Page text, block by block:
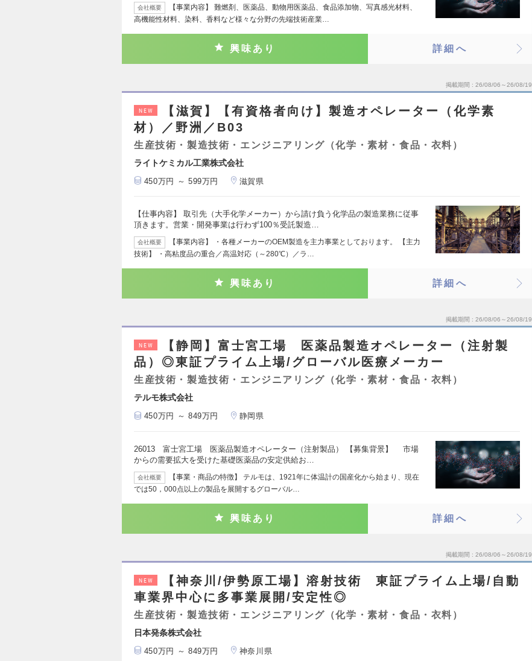
会社概要
【事業内容】 難燃剤、医薬品、動物用医薬品、食品添加物、写真感光材料、
高機能性材料、染料、香料など様々な分野の先端技術産業…
興味あり 詳細へ
掲載期間 26/08/06～26/08/19
NEW
【滋賀】【有資格者向け】製造オペレーター（化学素
材）／野洲／B03
生産技術・製造技術・エンジニアリング（化学・素材・食品・衣料）
ライトケミカル工業株式会社
450万円 ～ 599万円 滋賀県
【仕事内容】 取引先（大手化学メーカー）から請け負う化学品の製造業務に従事
頂きます。営業・開発事業は行わず100％受託製造…
会社概要
【事業内容】 ・各種メーカーのOEM製造を主力事業としております。 【主力
技術】 ・高粘度品の重合／高温対応（～280℃）／ラ…
興味あり 詳細へ
掲載期間 26/08/06～26/08/19
NEW
【静岡】富士宮工場 医薬品製造オペレーター（注射製
品）◎東証プライム上場/グローバル医療メーカー
生産技術・製造技術・エンジニアリング（化学・素材・食品・衣料）
テルモ株式会社
450万円 ～ 849万円 静岡県
26013 富士宮工場 医薬品製造オペレーター（注射製品） 【募集背景】 市場
からの需要拡大を受けた基礎医薬品の安定供給お…
会社概要
【事業・商品の特徴】 テルモは、1921年に体温計の国産化から始まり、現在
では50，000点以上の製品を展開するグローバル…
興味あり 詳細へ
掲載期間 26/08/06～26/08/19
NEW
【神奈川/伊勢原工場】溶射技術 東証プライム上場/自動
車業界中心に多事業展開/安定性◎
生産技術・製造技術・エンジニアリング（化学・素材・食品・衣料）
日本発条株式会社
450万円 ～ 849万円 神奈川県